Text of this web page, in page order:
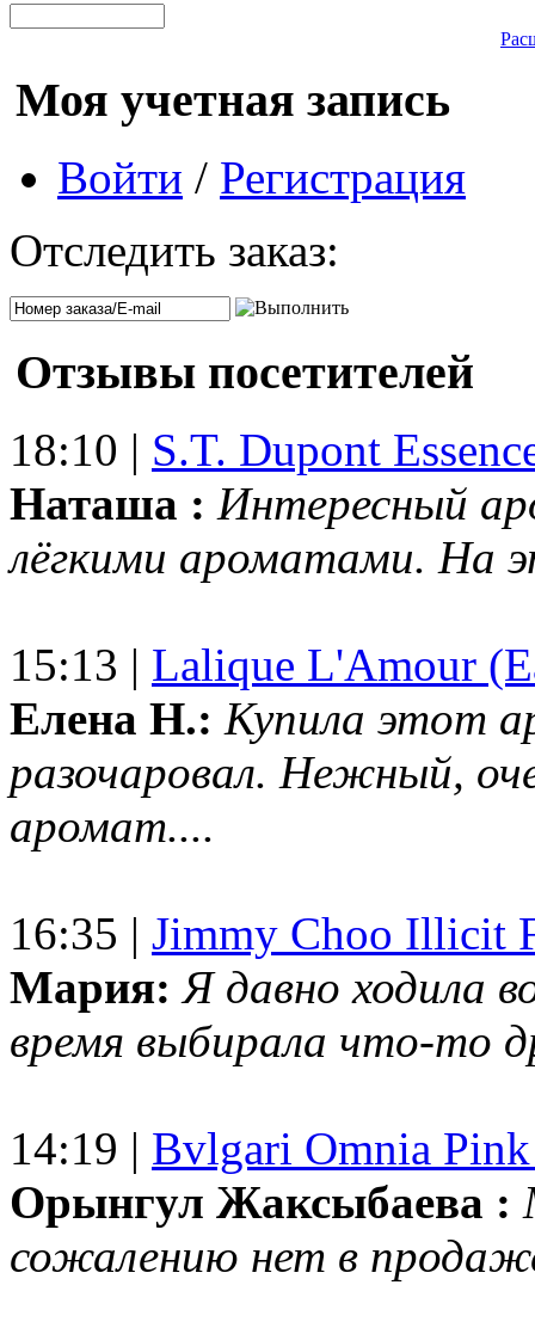
Моя учетная запись
Войти / Регистрация
Отследить заказ:
Отзывы посетителей
18:10 | S.T. Dupont
Наташа : Интересный
лёгкими ароматами. На
15:13 | Lalique L'Amour
Елена Н.: Купила этот
разочаровал. Нежный,
аромат....
16:35 | Jimmy Choo Illicit
Мария: Я давно ходила
время выбирала что-то
14:19 | Bvlgari Omnia
Орынгул Жаксыбаева :
сожалению нет в